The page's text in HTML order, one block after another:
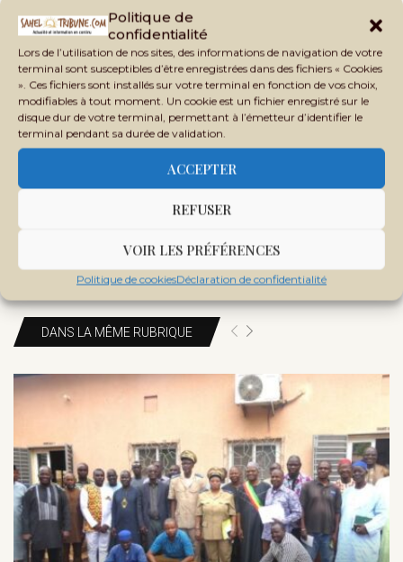
Politique de
confidentialité
Lors de l’utilisation de nos sites, des informations de navigation de votre
terminal sont susceptibles d’être enregistrées dans des fichiers « Cookies
». Ces fichiers sont installés sur votre terminal en fonction de vos choix,
modifiables à tout moment. Un cookie est un fichier enregistré sur le
disque dur de votre terminal, permettant à l’émetteur d’identifier le
terminal pendant sa durée de validation.
ACCEPTER
REFUSER
VOIR LES PRÉFÉRENCES
Politique de cookiesDéclaration de confidentialité
SAHEL TRIBUNE
Sahel Tribune est un site d’informations générales,
d’analyses, d’enquêtes et de vérification des faits,
crée en 2020 au Mali, sous le nom Phileingora. C’est
d’offrir un contenu plus adapté à nos lecteurs et
DANS LA MÊME RUBRIQUE